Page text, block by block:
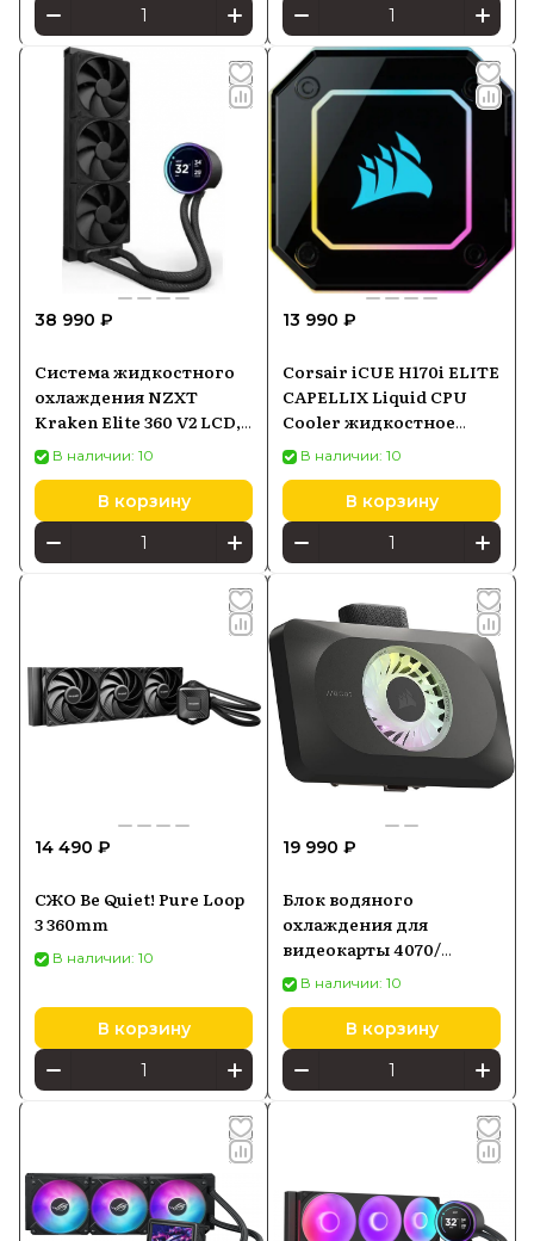
38 990 ₽
Система жидкостного
охлаждения NZXT
Kraken Elite 360 V2 LCD,
AIO 360 мм, чёрная
В наличии: 10
В корзину
13 990 ₽
Corsair iCUE H170i ELITE
CAPELLIX Liquid CPU
Cooler жидкостное
компьютерное
охлаждение CW-
9060055-WW
В наличии: 10
В корзину
14 490 ₽
СЖО Be Quiet! Pure Loop
3 360mm
В наличии: 10
В корзину
19 990 ₽
Блок водяного
охлаждения для
видеокарты 4070/
4070Ti Corsair Gpu Xg3
Rgb (CX9025003WW)
В наличии: 10
В корзину